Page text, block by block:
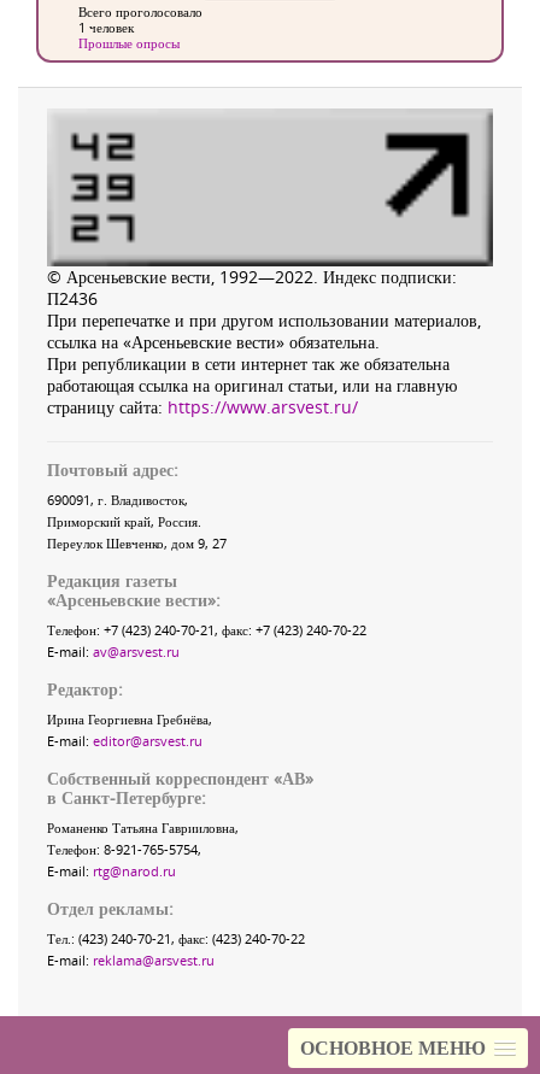
ОСНОВНОЕ МЕНЮ
Всего проголосовало
1 человек
Прошлые опросы
© Арсеньевские вести, 1992—2022. Индекс подписки:
П2436
При перепечатке и при другом использовании материалов,
ссылка на «Арсеньевские вести» обязательна.
При републикации в сети интернет так же обязательна
работающая ссылка на оригинал статьи, или на главную
страницу сайта: https://www.arsvest.ru/
Почтовый адрес:
690091, г. Владивосток,
Приморский край, Россия
Переулок Шевченко, дом 9, 27
Редакция газеты
«Арсеньевские вести»:
Телефон: +7 (423) 240-70-21, факс: +7 (423) 240-70-22
E-mail: av@arsvest.ru
Редактор:
Ирина Георгиевна Гребнёва,
E-mail: editor@arsvest.ru
Собственный корреспондент «АВ»
в Санкт-Петербурге:
Романенко Татьяна Гаврииловна,
Телефон: 8-921-765-5754,
E-mail: rtg@narod.ru
Отдел рекламы:
Тел.: (423) 240-70-21, факс: (423) 240-70-22
E-mail: reklama@arsvest.ru